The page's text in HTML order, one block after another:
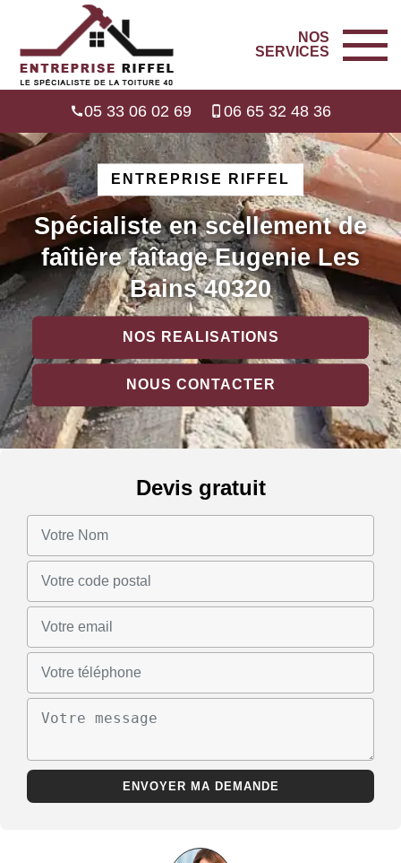
NOS
SERVICES
05 33 06 02 69 06 65 32 48 36
ENTREPRISE RIFFEL
Spécialiste en scellement de
faîtière faîtage Eugenie Les
Bains 40320
NOS REALISATIONS
NOUS CONTACTER
Devis gratuit